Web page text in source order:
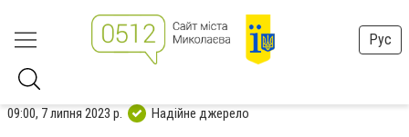
Рус
09:00, 7 липня 2023 р. Надійне джерело